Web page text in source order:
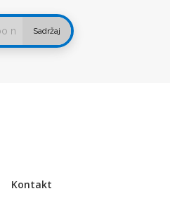
Sadržaj
Kontakt